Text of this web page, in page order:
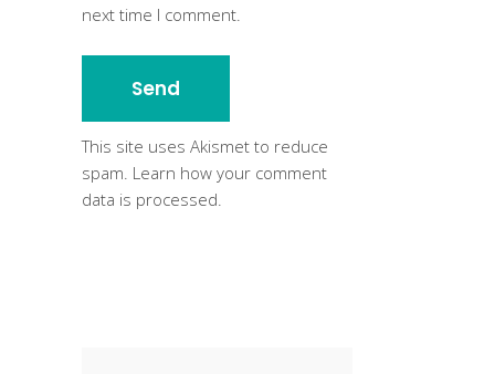
next time I comment.
This site uses Akismet to reduce
spam. Learn how your comment
data is processed